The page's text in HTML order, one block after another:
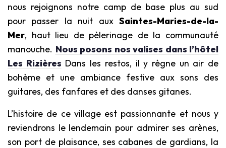
nous rejoignons notre camp de base plus au sud
pour passer la nuit aux Saintes-Maries-de-la-
Mer, haut lieu de pèlerinage de la communauté
manouche. Nous posons nos valises dans l’hôtel
Les Rizières Dans les restos, il y règne un air de
bohème et une ambiance festive aux sons des
guitares, des fanfares et des danses gitanes.
L’histoire de ce village est passionnante et nous y
reviendrons le lendemain pour admirer ses arènes,
son port de plaisance, ses cabanes de gardians, la